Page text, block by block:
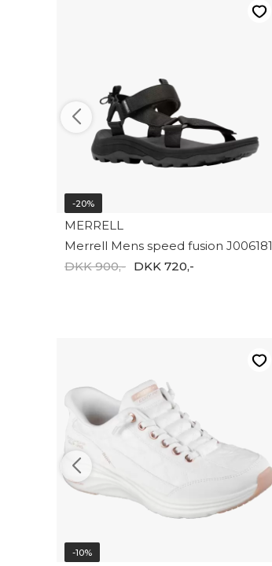
-20%
MERRELL
Merrell Mens speed fusion J006181
DKK 900,- DKK 720,-
-10%